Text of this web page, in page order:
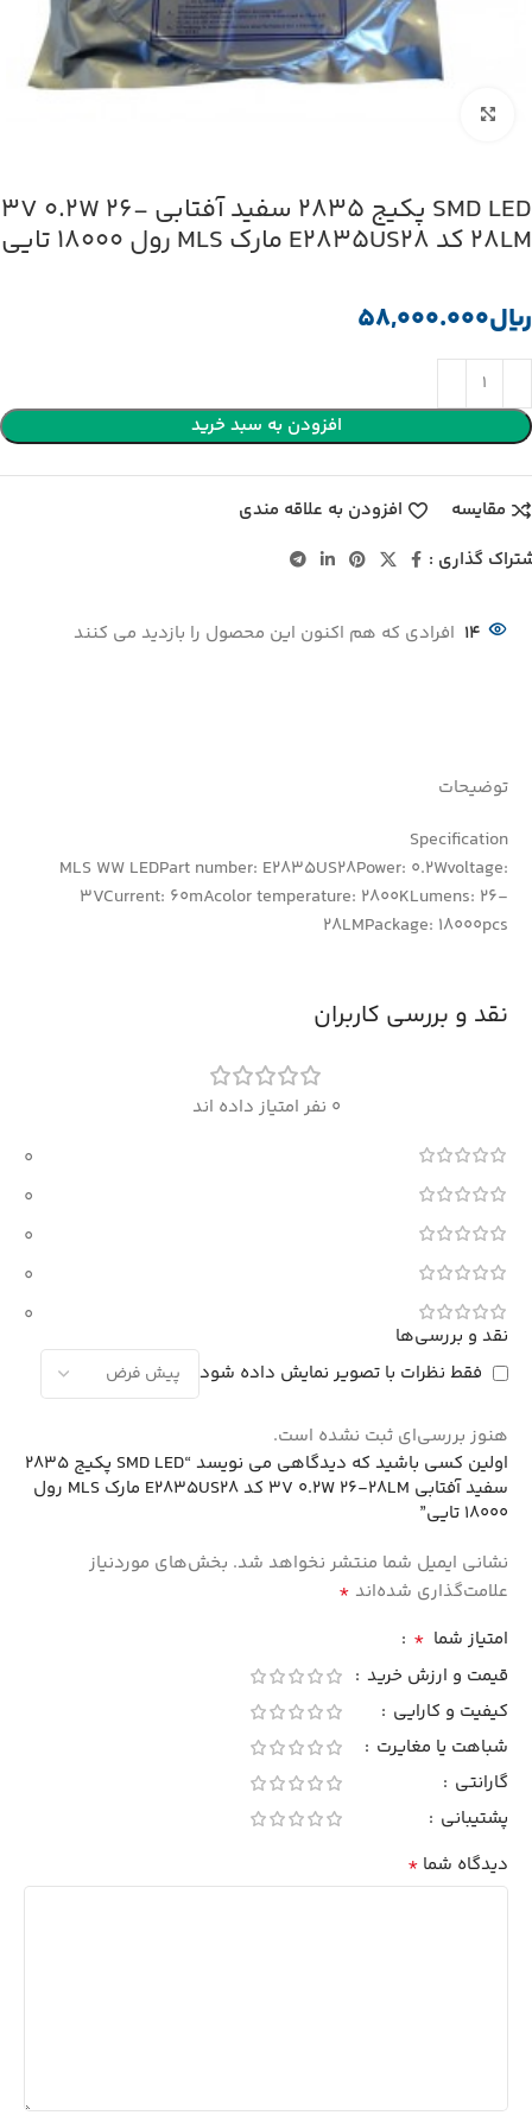
SMD LED پکیج 2835 سفید آفتابی 3V 0.2W 26-
28LM کد E2835US28 مارک MLS رول 18000 تایی
﷼
افزودن به سبد خرید
مقایسه
افزودن به علاقه مندی
گذاری :
14 افرادی که هم اکنون این محصول را بازدید می کنند
توضیحات
Specification
MLS WW LEDPart number: E2835US28Power: 0.2Wvoltage:
3VCurrent: 60mAcolor temperature: 2800KLumens: 26-
28LMPackage: 18000pcs
نقد و بررسی کاربران
0 نفر امتیاز داده اند
0
0
0
0
0
نقد و بررسی‌ها
فقط نظرات با تصویر نمایش داده شود
هنوز بررسی‌ای ثبت نشده است.
اولین کسی باشید که دیدگاهی می نویسد “SMD LED پکیج 2835
سفید آفتابی 3V 0.2W 26-28LM کد E2835US28 مارک MLS رول
18000 تایی”
نشانی ایمیل شما منتشر نخواهد شد. بخش‌های موردنیاز
علامت‌گذاری شده‌اند *
امتیاز شما *
قیمت و ارزش خرید
کیفیت و کارایی
شباهت یا مغایرت
گارانتی
پشتیبانی
دیدگاه شما *